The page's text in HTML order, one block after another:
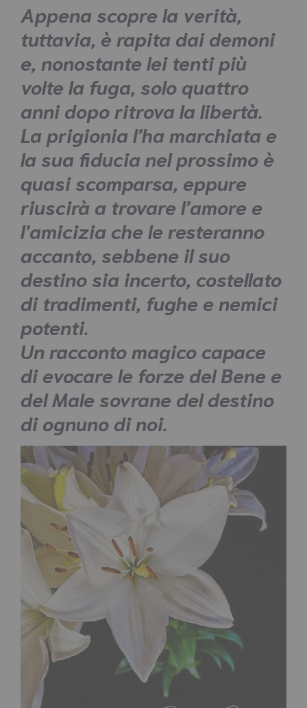
Appena scopre la verità,
tuttavia, è rapita dai demoni
e, nonostante lei tenti più
volte la fuga, solo quattro
anni dopo ritrova la libertà.
La prigionia l’ha marchiata e
la sua fiducia nel prossimo è
quasi scomparsa, eppure
riuscirà a trovare l’amore e
l’amicizia che le resteranno
accanto, sebbene il suo
destino sia incerto, costellato
di tradimenti, fughe e nemici
potenti.
Un racconto magico capace
di evocare le forze del Bene e
del Male sovrane del destino
di ognuno di noi.